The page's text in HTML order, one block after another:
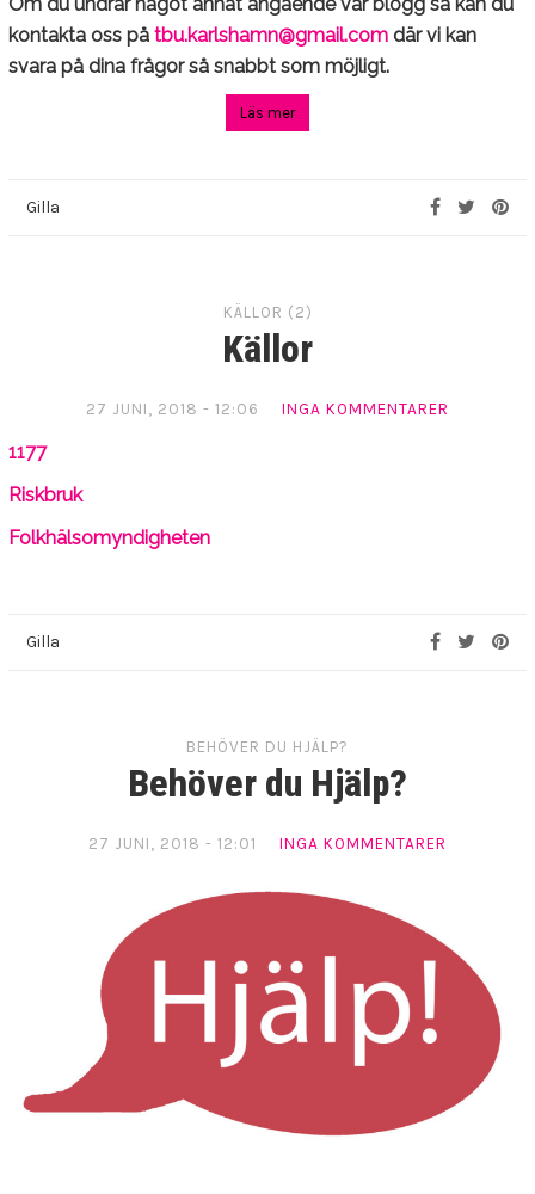
kontakta oss på tbu.karlshamn@gmail.com där vi kan
svara på dina frågor så snabbt som möjligt.
Läs mer
Gilla
KÄLLOR (2)
Källor
27 JUNI, 2018 - 12:06 INGA KOMMENTARER
1177
Riskbruk
Folkhälsomyndigheten
Gilla
BEHÖVER DU HJÄLP?
Behöver du Hjälp?
27 JUNI, 2018 - 12:01 INGA KOMMENTARER